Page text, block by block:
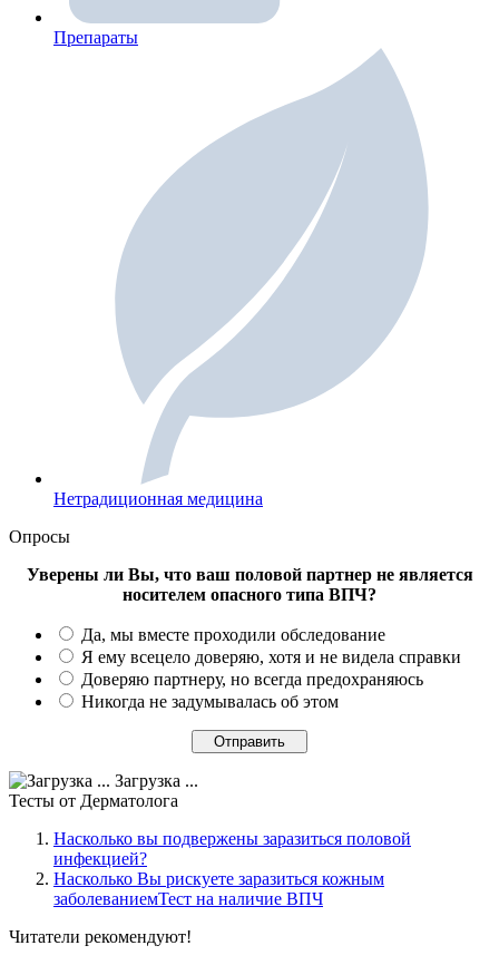
Препараты
Нетрадиционная медицина
Опросы
Уверены ли Вы, что ваш половой партнер не является
носителем опасного типа ВПЧ?
Да, мы вместе проходили обследование
Я ему всецело доверяю, хотя и не видела справки
Доверяю партнеру, но всегда предохраняюсь
Никогда не задумывалась об этом
Загрузка ...
Тесты от Дерматолога
Насколько вы подвержены заразиться половой
инфекцией?
Насколько Вы рискуете заразиться кожным
заболеваниемТест на наличие ВПЧ
Читатели рекомендуют!